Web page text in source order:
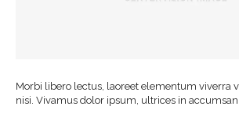
Morbi libero lectus, laoreet elementum viverra
nisi. Vivamus dolor ipsum, ultrices in